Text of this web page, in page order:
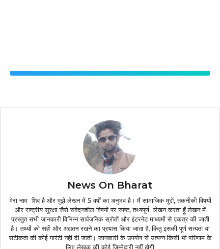
News On Bharat
मेरा नाम शिव है और मुझे लेखन में 5 वर्षों का अनुभव है। मैं सामाजिक मुद्दों, तकनीकी विषयों
और राष्ट्रीय सुरक्षा जैसे संवेदनशील विषयों पर स्पष्ट, तथ्यपूर्ण लेखन करता हूँ लेखन में
प्रस्तुत सभी जानकारी विभिन्न सार्वजनिक स्रोतों और इंटरनेट माध्यमों से एकत्र की जाती
है। तथ्यों को सही और अद्यतन रखने का प्रयास किया जाता है, किंतु इसकी पूर्ण सत्यता या
सटीकता की कोई गारंटी नहीं दी जाती। जानकारी के उपयोग से उत्पन्न किसी भी परिणाम के
लिए लेखक की कोई जिम्मेदारी नहीं होगी